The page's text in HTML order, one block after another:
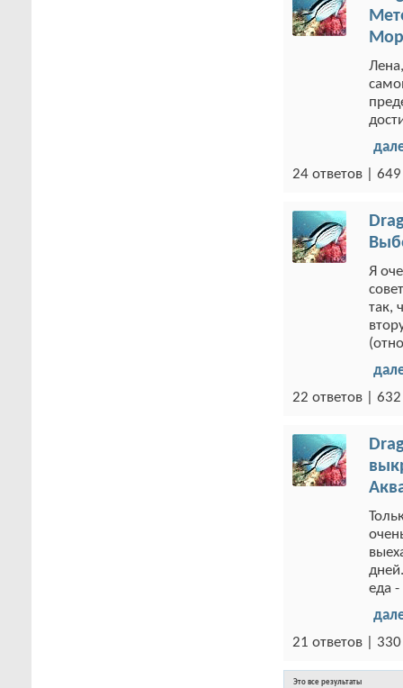
24 ответов |
Я
так,
22 ответов |
еда
21 ответов |
Это все результаты